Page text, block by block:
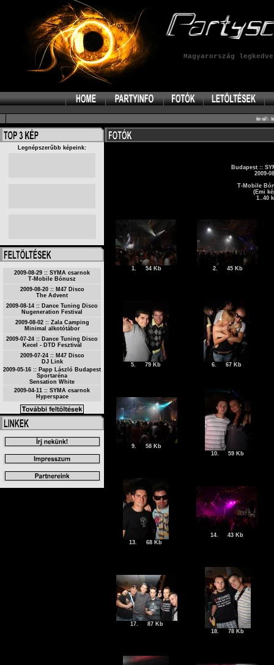
Magyarország
test':test
Legnépszerűbb képeink:
2009-08-29 :: SYMA csarnok
T-Mobile Bónusz
2009-08-20 :: M47 Disco
The Advent
2009-08-14 :: Dance Tuning Disco
Nugeneration Festival
2009-08-02 :: Zala Camping
Minimal alkotótábor
2009-07-24 :: Dance Tuning Disco
Kecel - DTD Fesztivál
2009-07-24 :: M47 Disco
DJ Link
2009-05-16 :: Papp László Budapest
Sportaréna
Sensation White
2009-04-11 :: SYMA csarnok
Hyperspace
Budapest ::
2009-
T-Mobile
(Emi
1..40
1. 54 Kb 2. 45 Kb
5. 79 Kb 6. 67 Kb
9. 58 Kb
10. 59 Kb
13. 68 Kb
14. 43 Kb
17. 87 Kb
18. 78 Kb